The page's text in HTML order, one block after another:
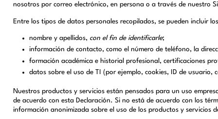
nosotros por correo electrónico, en persona o a través de nuestro
Entre los tipos de datos personales recopilados, se pueden incluir
nombre y apellidos, con el fin de identificarle;
información de contacto, como el número de teléfono, la
formación académica e historial profesional, certificaciones
datos sobre el uso de TI (por ejemplo, cookies, ID de
Nuestros productos y servicios están pensados para un uso
de acuerdo con esta Declaración. Si no está de acuerdo con los
información anonimizada sobre el uso de los productos y servicios